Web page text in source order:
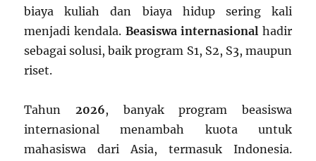
biaya kuliah dan biaya hidup sering kali
menjadi kendala. Beasiswa internasional hadir
sebagai solusi, baik program S1, S2, S3, maupun
riset.
Tahun 2026, banyak program beasiswa
internasional menambah kuota untuk
mahasiswa dari Asia, termasuk Indonesia.